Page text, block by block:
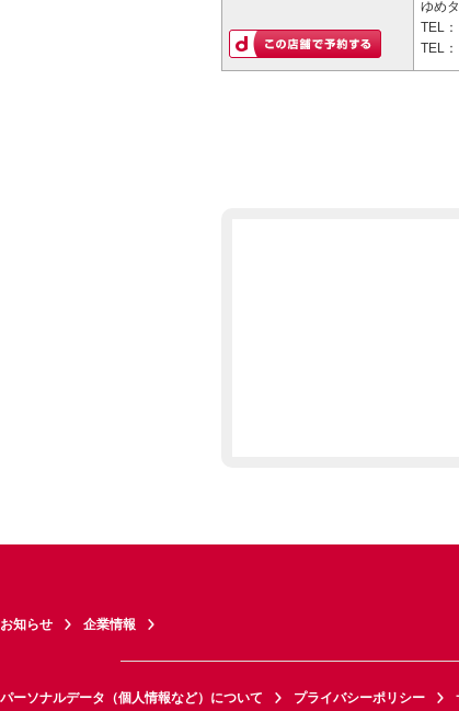
ゆめ
TEL：
TEL：
お知らせ 企業情報
パーソナルデータ（個人情報など）について プライバシーポリシー